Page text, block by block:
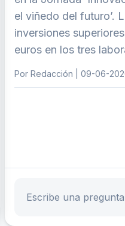
el viñedo del futuro’.
inversiones
euros en los tres
Por Redacción | 09-06-
Escribe tu pregunta